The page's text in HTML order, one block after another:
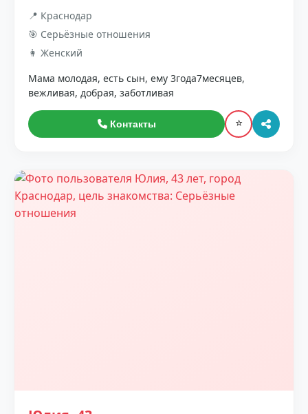
📍 Краснодар
🎯 Серьёзные отношения
👩 Женский
Мама молодая, есть сын, ему 3года7месяцев,
вежливая, добрая, заботливая
Контакты ⭐